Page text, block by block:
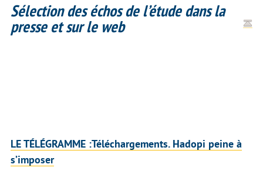
Sélection des échos de l’étude dans la
presse et sur le web
LE TÉLÉGRAMME :Téléchargements. Hadopi peine à
s’imposer